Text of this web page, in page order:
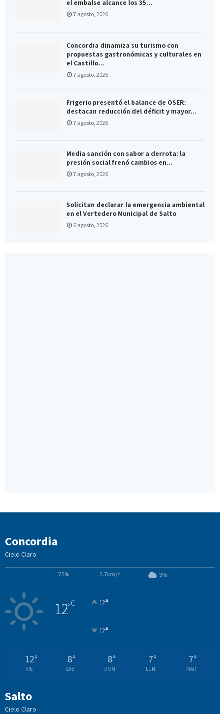
el embalse alcance los 35...
7 agosto, 2026
Concordia dinamiza su turismo con
propuestas gastronómicas y culturales en
el Castillo...
7 agosto, 2026
Frigerio presentó el balance de OSER:
destacan reducción del déficit y mayor...
7 agosto, 2026
Media sanción con sabor a derrota: la
presión social frenó cambios en...
7 agosto, 2026
Solicitan declarar la emergencia ambiental
en el Vertedero Municipal de Salto
6 agosto, 2026
Concordia
Cielo Claro
75% 2.7km/h 9%
12°C 12°
12°
12°
VIE
8°
SAB
8°
DOM
7°
LUN
7°
MAR
Salto
Cielo Claro